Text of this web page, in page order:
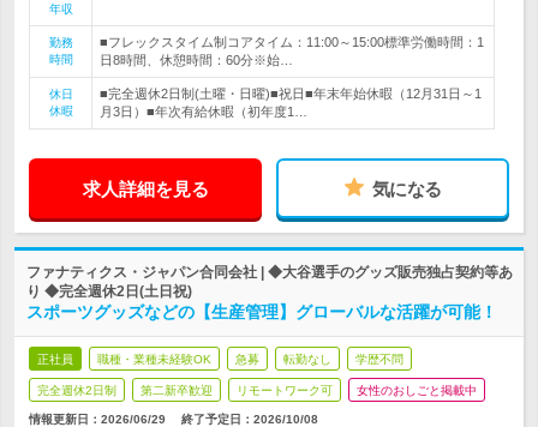
年収
勤務
時間
■フレックスタイム制コアタイム：11:00～15:00標準労働時間：1
日8時間、休憩時間：60分※始…
休日
休暇
■完全週休2日制(土曜・日曜)■祝日■年末年始休暇（12月31日～1
月3日）■年次有給休暇（初年度1…
求人詳細を見る 気になる
ファナティクス・ジャパン合同会社 | ◆大谷選手のグッズ販売独占契約等あ
り ◆完全週休2日(土日祝)
スポーツグッズなどの【生産管理】グローバルな活躍が可能！
正社員 職種・業種未経験OK 急募 転勤なし 学歴不問
完全週休2日制 第二新卒歓迎 リモートワーク可 女性のおしごと掲載中
情報更新日：2026/06/29 終了予定日： 2026/10/08